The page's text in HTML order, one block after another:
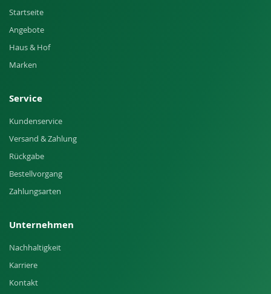
Startseite
Angebote
Haus & Hof
Marken
Service
Kundenservice
Versand & Zahlung
Rückgabe
Bestellvorgang
Zahlungsarten
Unternehmen
Nachhaltigkeit
Karriere
Kontakt